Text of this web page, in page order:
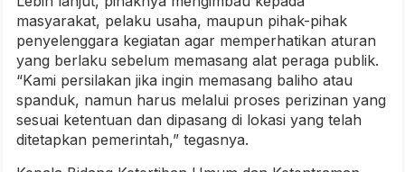
masyarakat, pelaku usaha, maupun pihak-pihak
penyelenggara kegiatan agar memperhatikan aturan
yang berlaku sebelum memasang alat peraga publik.
“Kami persilakan jika ingin memasang baliho atau
spanduk, namun harus melalui proses perizinan yang
sesuai ketentuan dan dipasang di lokasi yang telah
ditetapkan pemerintah,” tegasnya.